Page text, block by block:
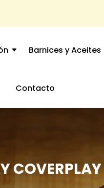
Barnices y Aceites
Contacto